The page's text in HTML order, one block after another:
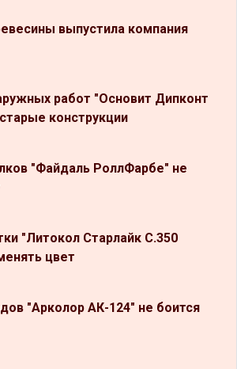
выпустила компания
работ "Основит Дипконт
конструкции
"Файдаль РоллФарбе" не
"Литокол Старлайк С.350
цвет
"Арколор АК-124" не боится